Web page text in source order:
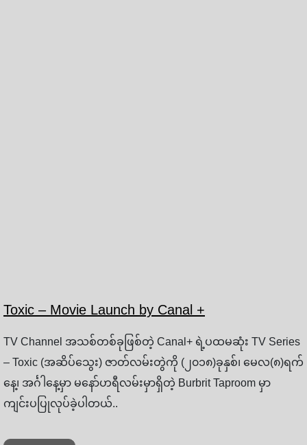
Toxic – Movie Launch by Canal +
TV Channel အသစ်တစ်ခုဖြစ်တဲ့ Canal+ ရဲ့ပထမဆုံး TV Series
– Toxic (အဆိပ်သွေး) ဇာတ်လမ်းတွဲကို (၂၀၁၈)ခုနှစ်၊ မေလ(၈)ရက်
နေ့၊ အင်္ဂါနေ့မှာ မနော်ဟရီလမ်းမှာရှိတဲ့ Burbrit Taproom မှာ
ကျင်းပပြုလုပ်ခဲ့ပါတယ်..